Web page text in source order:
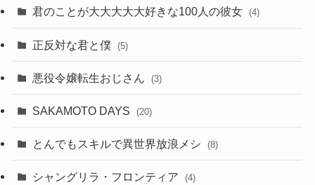
君のことが大大大大大好きな100人の彼女 (4)
正反対な君と僕 (5)
悪役令嬢転生おじさん (3)
SAKAMOTO DAYS (20)
とんでもスキルで異世界放浪メシ (8)
シャングリラ・フロンティア (4)